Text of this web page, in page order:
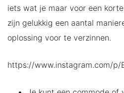
iets wat je maar voor een
zijn gelukkig een aantal
oplossing voor te verzinnen.
https://www.instagram.com/p/